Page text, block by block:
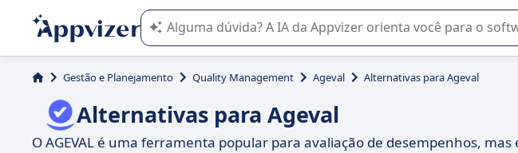
A IA do Appvizer o orienta no uso ou na seleção de software SaaS
Gestão e Planejamento Quality Management Ageval Alternativas para Ageval
Alternativas para Ageval
O AGEVAL é uma ferramenta popular para avaliação de desempenhos,